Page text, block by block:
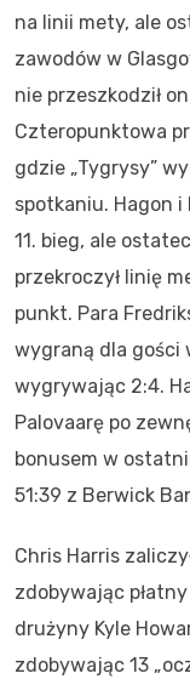
na linii mety, ale
zawodów w
nie przeszkodził
Czteropunktowa
gdzie „Tygrysy”
spotkaniu. Hagon i
11. bieg, ale
przekroczył linię
punkt. Para
wygraną dla gości
wygrywając 2:4.
Palovaarę po
bonusem w
51:39 z Berwick
Chris Harris
zdobywając
drużyny Kyle
zdobywając 13